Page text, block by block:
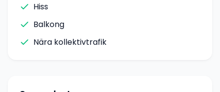
Hiss
Balkong
Nära kollektivtrafik